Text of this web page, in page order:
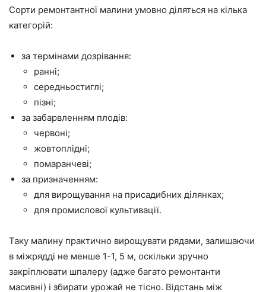
Сорти ремонтантної малини умовно діляться на кілька
категорій:
за термінами дозрівання:
ранні;
середньостиглі;
пізні;
за забарвленням плодів:
червоні;
жовтоплідні;
помаранчеві;
за призначенням:
для вирощування на присадибних ділянках;
для промислової культивації.
Таку малину практично вирощувати рядами, залишаючи
в міжрядді не менше 1-1, 5 м, оскільки зручно
закріплювати шпалеру (адже багато ремонтанти
масивні) і збирати урожай не тісно. Відстань між